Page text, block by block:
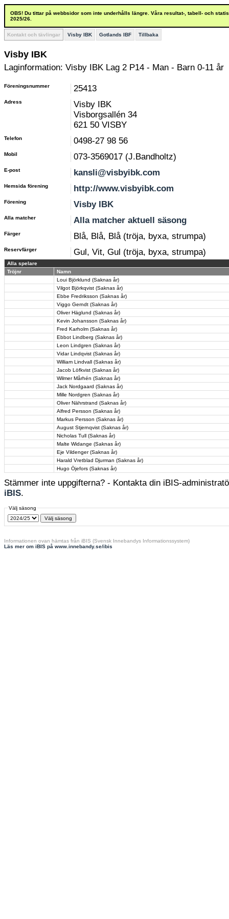
OBS! Du tittar på webbsidor som inte underhålls längre. Våra resultat-, tabell- och
2025/26.
Kontakt och tävlingar Visby IBK Gotlands IBF Tillbaka
Visby IBK
Laginformation: Visby IBK Lag 2 P14 - Man - Barn 0-11 år
Föreningsnummer 25413
Adress
Visby IBK
Visborgsallén 34
621 50 VISBY
Telefon 0498-27 98 56
Mobil 073-3569017 (J.Bandholtz)
E-post kansli@visbyibk.com
Hemsida förening http://www.visbyibk.com
Förening Visby IBK
Alla matcher Alla matcher aktuell säsong
Färger Blå, Blå, Blå (tröja, byxa, strumpa)
Reservfärger Gul, Vit, Gul (tröja, byxa, strumpa)
Alla spelare
Tröjnr
Namn
Loui Björklund (Saknas år)
Vilgot Björkqvist (Saknas år)
Ebbe Fredriksson (Saknas år)
Viggo Gerndt (Saknas år)
Oliver Häglund (Saknas år)
Kevin Johansson (Saknas år)
Fred Karholm (Saknas år)
Ebbot Lindberg (Saknas år)
Leon Lindgren (Saknas år)
Vidar Lindqvist (Saknas år)
William Lindvall (Saknas år)
Jacob Löfkvist (Saknas år)
Wilmer Mårhén (Saknas år)
Jack Nordgaard (Saknas år)
Mille Nordgren (Saknas år)
Oliver Nährstrand (Saknas år)
Alfred Persson (Saknas år)
Markus Persson (Saknas år)
August Stjernqvist (Saknas år)
Nicholas Tull (Saknas år)
Malte Widange (Saknas år)
Eje Vildenger (Saknas år)
Harald Vretblad Djurman (Saknas år)
Hugo Öjefors (Saknas år)
Stämmer inte uppgifterna? - Kontakta din iBIS-
iBIS.
Välj säsong
Informationen ovan hämtas från iBIS (Svensk Innebandys Informationssystem)
Läs mer om iBIS på www.innebandy.se/ibis